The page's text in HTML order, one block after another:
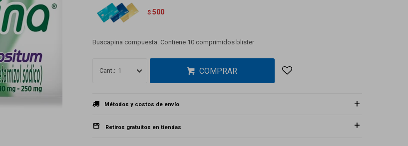
$ 500
Buscapina compuesta. Contiene 10 comprimidos blister
1 COMPRAR
Métodos y costos de envío
Retiros gratuitos en tiendas